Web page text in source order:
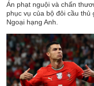
Án phạt nguội và chấn
phục vụ của bộ đôi cầu
Ngoại hạng Anh.